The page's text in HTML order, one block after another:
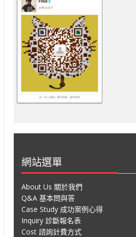
網站選單
About Us 關於我們
Q&A 基本問與答
Case Study 成功案例心得
Inquiry 診斷報名表
Cost 諮詢計費方式